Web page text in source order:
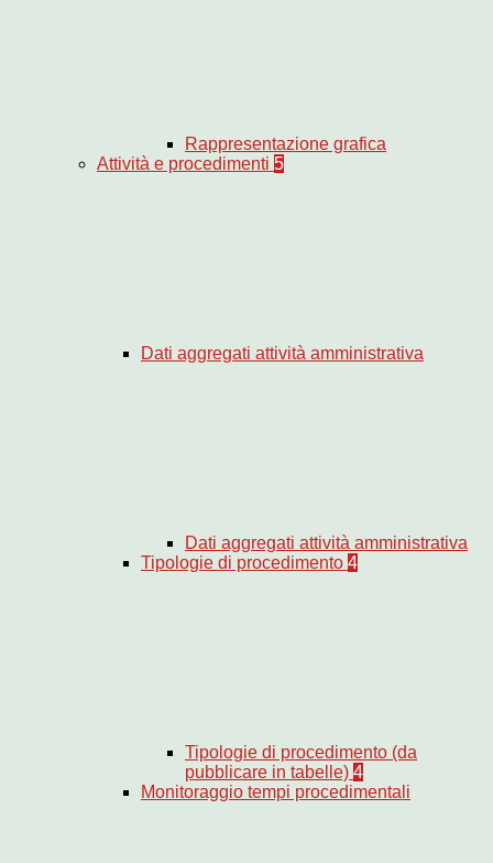
Rappresentazione grafica
Attività e procedimenti 5
Dati aggregati attività amministrativa
Dati aggregati attività amministrativa
Tipologie di procedimento 4
Tipologie di procedimento (da
pubblicare in tabelle) 4
Monitoraggio tempi procedimentali